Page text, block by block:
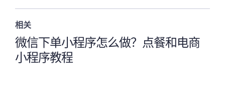
相关
微信下单小程序怎么做？点餐和电商
小程序教程